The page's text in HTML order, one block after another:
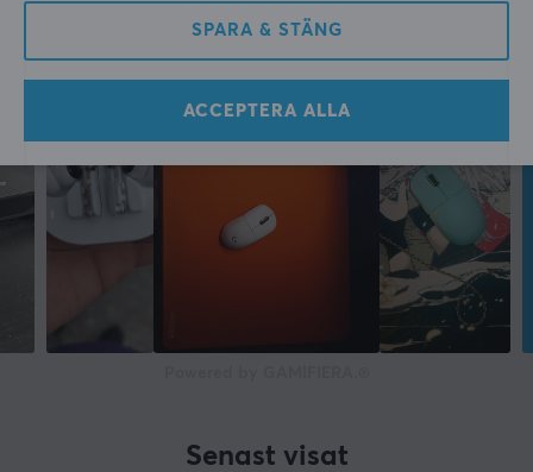
Senast visat
SPARA & STÄNG
ACCEPTERA ALLA